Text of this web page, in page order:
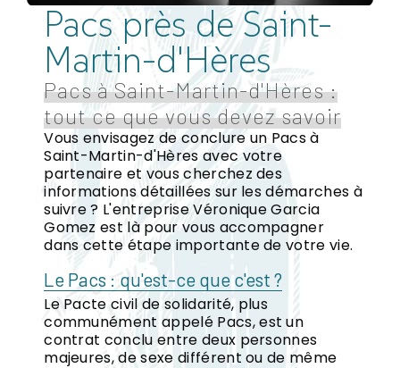
Pacs près de Saint-
Martin-d'Hères
Pacs à Saint-Martin-d'Hères :
tout ce que vous devez savoir
Vous envisagez de conclure un Pacs à
Saint-Martin-d'Hères avec votre
partenaire et vous cherchez des
informations détaillées sur les démarches à
suivre ? L'entreprise Véronique Garcia
Gomez est là pour vous accompagner
dans cette étape importante de votre vie.
Le Pacs : qu'est-ce que c'est ?
Le Pacte civil de solidarité, plus
communément appelé Pacs, est un
contrat conclu entre deux personnes
majeures, de sexe différent ou de même